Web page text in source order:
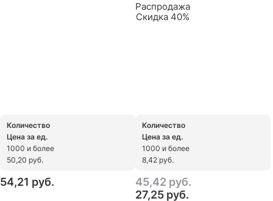
Количество
Цена за ед.
1000 и более
50,20 руб.
54,21 руб.
Распродажа
Скидка 40%
Количество
Цена за ед.
1000 и более
8,42 руб.
45,42 руб.
27,25 руб.